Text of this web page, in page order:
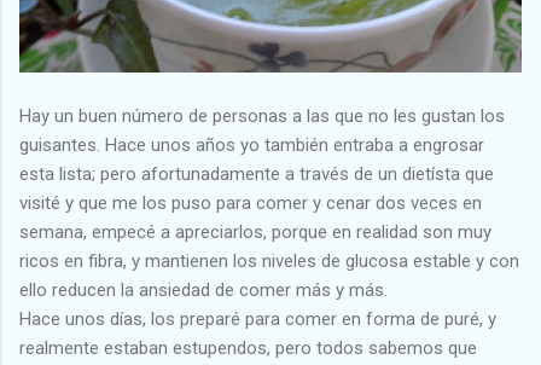
Hay un buen número de personas a las que no les gustan los
guisantes. Hace unos años yo también entraba a engrosar
esta lista; pero afortunadamente a través de un dietísta que
visité y que me los puso para comer y cenar dos veces en
semana, empecé a apreciarlos, porque en realidad son muy
ricos en fibra, y mantienen los niveles de glucosa estable y con
ello reducen la ansiedad de comer más y más.
Hace unos días, los preparé para comer en forma de puré, y
realmente estaban estupendos, pero todos sabemos que